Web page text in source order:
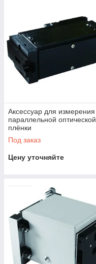
Аксессуар для измерения
параллельной оптической
плёнки
Под заказ
Цену уточняйте